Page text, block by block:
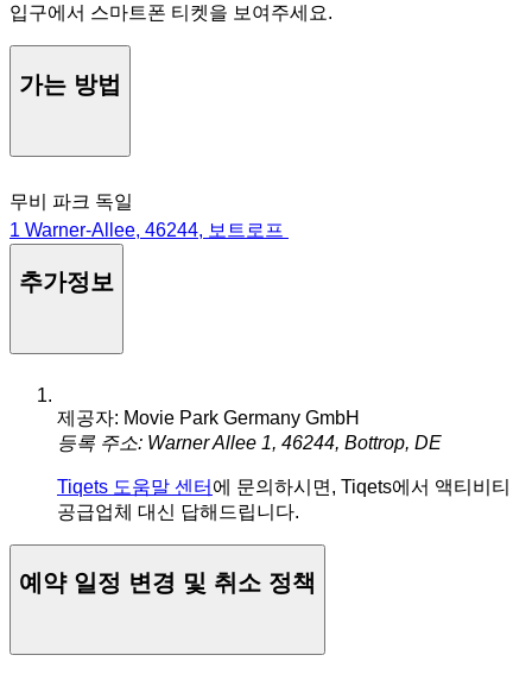
입구에서 스마트폰 티켓을 보여주세요.
가는 방법
무비 파크 독일
1 Warner-Allee, 46244, 보트로프
추가정보
제공자: Movie Park Germany GmbH
등록 주소: Warner Allee 1, 46244, Bottrop, DE
Tiqets 도움말 센터 에 문의하시면, Tiqets에서 액티비티
공급업체 대신 답해드립니다.
예약 일정 변경 및 취소 정책